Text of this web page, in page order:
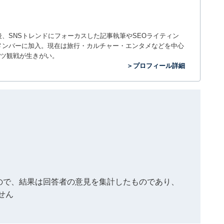
SNSトレンドにフォーカスした記事執筆やSEOライティン
バーに加入。現在は旅行・カルチャー・エンタメなどを中心
観戦が生きがい。
＞プロフィール詳細
、結果は回答者の意見を集計したものであり、
ん